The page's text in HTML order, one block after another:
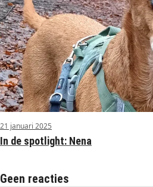
21 januari 2025
In de spotlight: Nena
Geen reacties